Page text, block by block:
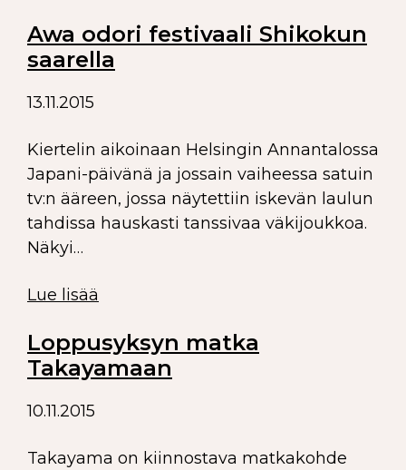
Awa odori festivaali Shikokun
saarella
13.11.2015
Kiertelin aikoinaan Helsingin Annantalossa
Japani-päivänä ja jossain vaiheessa satuin
tv:n ääreen, jossa näytettiin iskevän laulun
tahdissa hauskasti tanssivaa väkijoukkoa.
Näkyi…
Lue lisää
Loppusyksyn matka
Takayamaan
10.11.2015
Takayama on kiinnostava matkakohde